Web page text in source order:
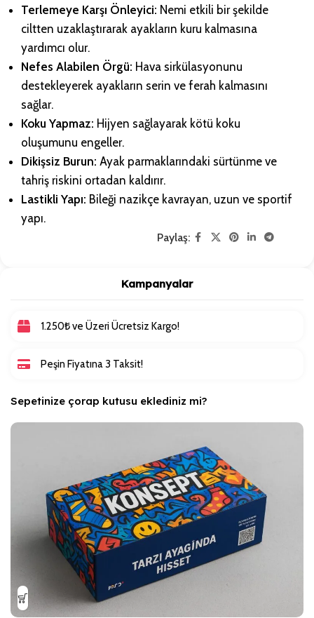
Terlemeye Karşı Önleyici: Nemi etkili bir şekilde
ciltten uzaklaştırarak ayakların kuru kalmasına
yardımcı olur.
Nefes Alabilen Örgü: Hava sirkülasyonunu
destekleyerek ayakların serin ve ferah kalmasını
sağlar.
Koku Yapmaz: Hijyen sağlayarak kötü koku
oluşumunu engeller.
Dikişsiz Burun: Ayak parmaklarındaki sürtünme ve
tahriş riskini ortadan kaldırır.
Lastikli Yapı: Bileği nazikçe kavrayan, uzun ve sportif
yapı.
Paylaş:
Kampanyalar
1.250₺ ve Üzeri Ücretsiz Kargo!
Peşin Fiyatına 3 Taksit!
Sepetinize çorap kutusu eklediniz mi?